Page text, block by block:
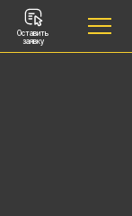
Оставить
заявку